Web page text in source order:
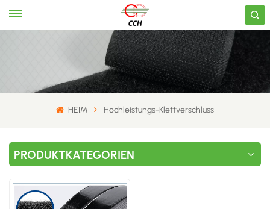
HEIM Hochleistungs-Klettverschluss
PRODUKTKATEGORIEN